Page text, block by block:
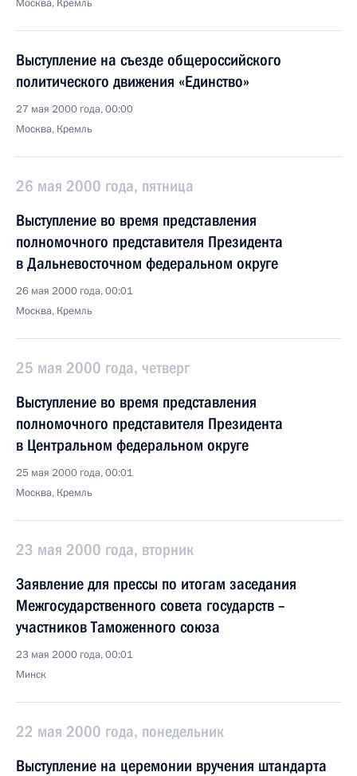
Москва, Кремль
Выступление на съезде общероссийского
политического движения «Единство»
27 мая 2000 года, 00:00
Москва, Кремль
26 мая 2000 года, пятница
Выступление во время представления
полномочного представителя Президента
в Дальневосточном федеральном округе
26 мая 2000 года, 00:01
Москва, Кремль
25 мая 2000 года, четверг
Выступление во время представления
полномочного представителя Президента
в Центральном федеральном округе
25 мая 2000 года, 00:01
Москва, Кремль
23 мая 2000 года, вторник
Заявление для прессы по итогам заседания
Межгосударственного совета государств –
участников Таможенного союза
23 мая 2000 года, 00:01
Минск
22 мая 2000 года, понедельник
Выступление на церемонии вручения штандарта